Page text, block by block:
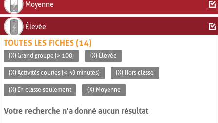
Moyenne
Élevée
TOUTES LES FICHES (14)
(X) Grand groupe (> 100) (X) Élevée
(X) Activités courtes (< 30 minutes) (X) Hors classe
(X) En classe seulement (X) Moyenne
Votre recherche n'a donné aucun résultat